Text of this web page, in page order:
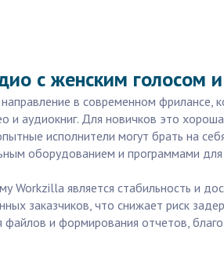
с женским голосом
в современном фрилансе,
аудиокниг. Для новичков это
исполнители могут брать на
оборудованием и программами для
является стабильность и
заказчиков, что снижает риск
и формирования отчетов,